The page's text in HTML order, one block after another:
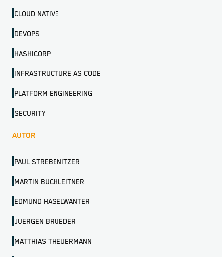
CLOUD NATIVE
DEVOPS
HASHICORP
INFRASTRUCTURE AS CODE
PLATFORM ENGINEERING
SECURITY
AUTOR
PAUL STREBENITZER
MARTIN BUCHLEITNER
EDMUND HASELWANTER
JUERGEN BRUEDER
MATTHIAS THEUERMANN